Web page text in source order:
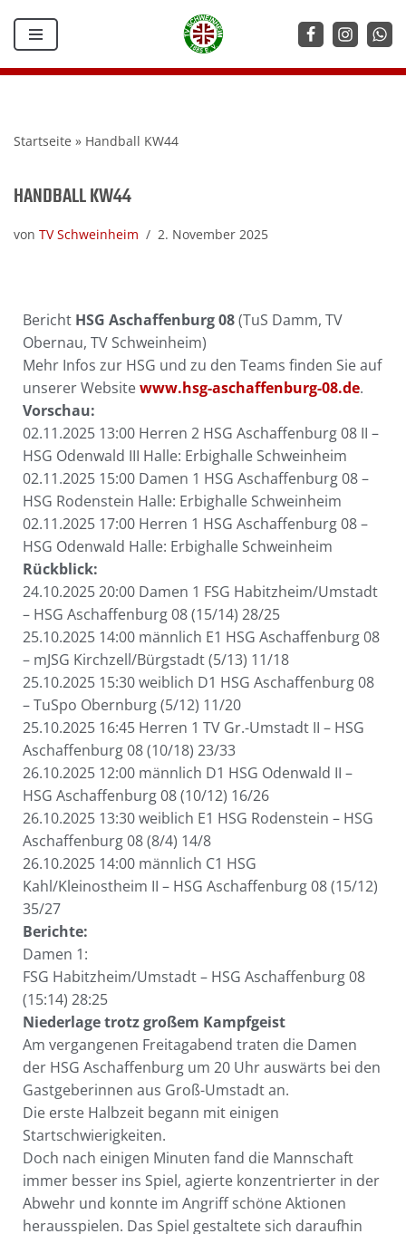
Zum
Inhalt
Startseite » Handball KW44
HANDBALL KW44
von TV Schweinheim 2. November 2025
Bericht HSG Aschaffenburg 08(TuS Damm, TV
Obernau, TV Schweinheim)
Mehr Infos zur HSG und zu den Teams finden Sie auf
unserer Websitewww.hsg-aschaffenburg-08.de.
Vorschau:
02.11.2025 13:00 Herren 2 HSG Aschaffenburg 08 II –
HSG Odenwald III Halle: Erbighalle Schweinheim
02.11.2025 15:00 Damen 1 HSG Aschaffenburg 08 –
HSG Rodenstein Halle: Erbighalle Schweinheim
02.11.2025 17:00 Herren 1 HSG Aschaffenburg 08 –
HSG Odenwald Halle: Erbighalle Schweinheim
Rückblick:
24.10.2025 20:00 Damen 1 FSG Habitzheim/Umstadt
– HSG Aschaffenburg 08 (15/14) 28/25
25.10.2025 14:00 männlich E1 HSG Aschaffenburg 08
– mJSG Kirchzell/Bürgstadt (5/13) 11/18
25.10.2025 15:30 weiblich D1 HSG Aschaffenburg 08
– TuSpo Obernburg (5/12) 11/20
25.10.2025 16:45 Herren 1 TV Gr.-Umstadt II – HSG
Aschaffenburg 08 (10/18) 23/33
26.10.2025 12:00 männlich D1 HSG Odenwald II –
HSG Aschaffenburg 08 (10/12) 16/26
26.10.2025 13:30 weiblich E1 HSG Rodenstein – HSG
Aschaffenburg 08 (8/4) 14/8
26.10.2025 14:00 männlich C1 HSG
Kahl/Kleinostheim II – HSG Aschaffenburg 08 (15/12)
35/27
Berichte:
Damen 1:
FSG Habitzheim/Umstadt – HSG Aschaffenburg 08
(15:14) 28:25
Niederlage trotz großem Kampfgeist
Am vergangenen Freitagabend traten die Damen
der HSG Aschaffenburg um 20 Uhr auswärts bei den
Gastgeberinnen aus Groß-Umstadt an.
Die erste Halbzeit begann mit einigen
Startschwierigkeiten.
Doch nach einigen Minuten fand die Mannschaft
immer besser ins Spiel, agierte konzentrierter in der
Abwehr und konnte im Angriff schöne Aktionen
herausspielen. Das Spiel gestaltete sich daraufhin